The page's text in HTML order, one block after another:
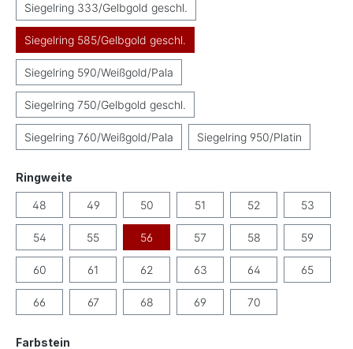
Siegelring 333/Gelbgold geschl.
Siegelring 585/Gelbgold geschl.
Siegelring 590/Weißgold/Pala
Siegelring 750/Gelbgold geschl.
Siegelring 760/Weißgold/Pala Siegelring 950/Platin
Ringweite
48 49 50 51 52 53
54 55 56 57 58 59
60 61 62 63 64 65
66 67 68 69 70
Farbstein